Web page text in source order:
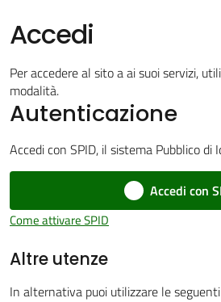
Vivere
Mordano
PNRR
Menu selezionato
Servizi
line
Accedi
Per accedere al sito a ai suoi servizi,
modalità.
Autenticazione
Accedi con SPID, il sistema Pubblico di
Accedi con
Come attivare SPID
Altre utenze
In alternativa puoi utilizzare le